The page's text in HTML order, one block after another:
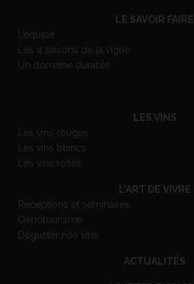
LE SAVOIR FAIRE
L’équipe
Les 4 saisons de la vigne
Un domaine durable
LES VINS
Les vins rouges
Les vins blancs
Les vins rosés
L’ART DE VIVRE
Réceptions et séminaires
Oenotourisme
Déguster nos vins
ACTUALITÉS